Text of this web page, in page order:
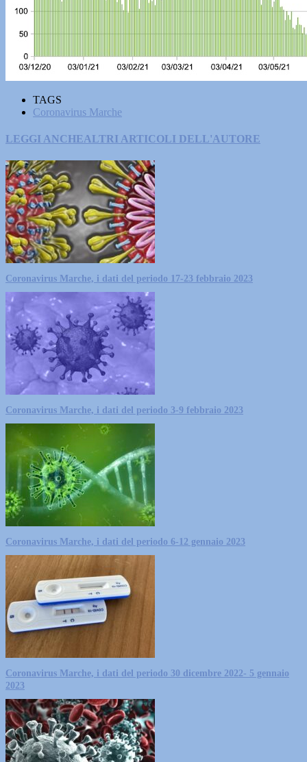
TAGS
Coronavirus Marche
LEGGI ANCHEALTRI ARTICOLI DELL'AUTORE
Coronavirus Marche, i dati del periodo 17-23 febbraio 2023
Coronavirus Marche, i dati del periodo 3-9 febbraio 2023
Coronavirus Marche, i dati del periodo 6-12 gennaio 2023
Coronavirus Marche, i dati del periodo 30 dicembre 2022- 5 gennaio
2023